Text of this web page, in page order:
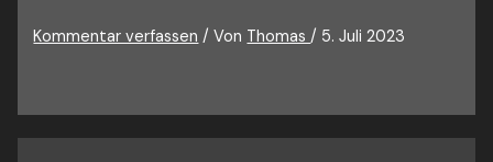
Kommentar verfassen / Von Thomas/ 5. Juli 2023